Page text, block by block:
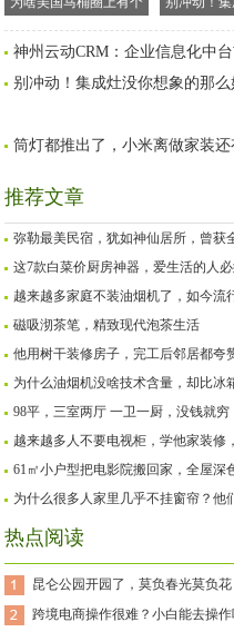
缺口，难道中外有别？
象的
神州云动CRM：企业信息化中台
别冲动！集成灶没你想象的那么
筒灯都推出了，小米离做家装还
推荐文章
弥勒最美民宿，犹如神仙居所，曾获
这7款白菜价厨房神器，爱生活的人
越来越多家庭不装油烟机了，如今流
磁吸沏茶笔，精致现代泡茶生活
他用树干装修房子，完工后邻居都夸
为什么油烟机没啥技术含量，却比冰
98平，三室两厅 一卫一厨，没钱就穷
越来越多人不要电视柜，学他家装修
61㎡小户型把电影院搬回家，全屋深
为什么很多人家里几乎不挂窗帘？他
热点阅读
昆仑公园开园了，莫负春光莫负花
跨境电商操作很难？小白能去操作